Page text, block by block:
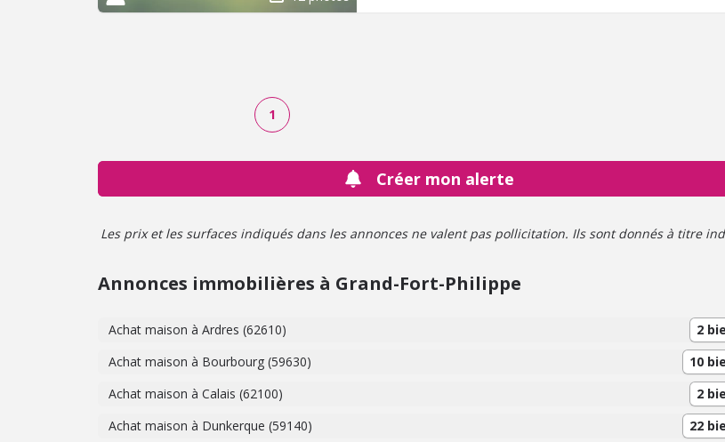
1
Créer mon alerte
Les prix et les surfaces indiqués dans les annonces ne valent pas pollicitation. Ils sont donnés à titre
Annonces immobilières à Grand-Fort-Philippe
Achat maison à Ardres (62610)
2
Achat maison à Bourbourg (59630)
10
Achat maison à Calais (62100)
2
Achat maison à Dunkerque (59140)
22